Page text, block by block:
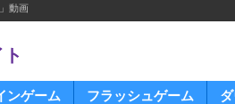
動画
ンゲーム フラッシュゲーム